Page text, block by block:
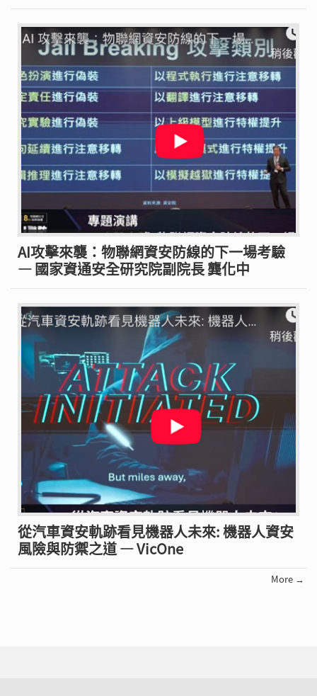
AI攻擊來襲：物聯網資安防線的下一場考驗
— 國家資通安全研究院副院長 龔化中
從汽車資安軌跡看見機器人未來: 機器人資安
風險與防禦之道 — VicOne
More →